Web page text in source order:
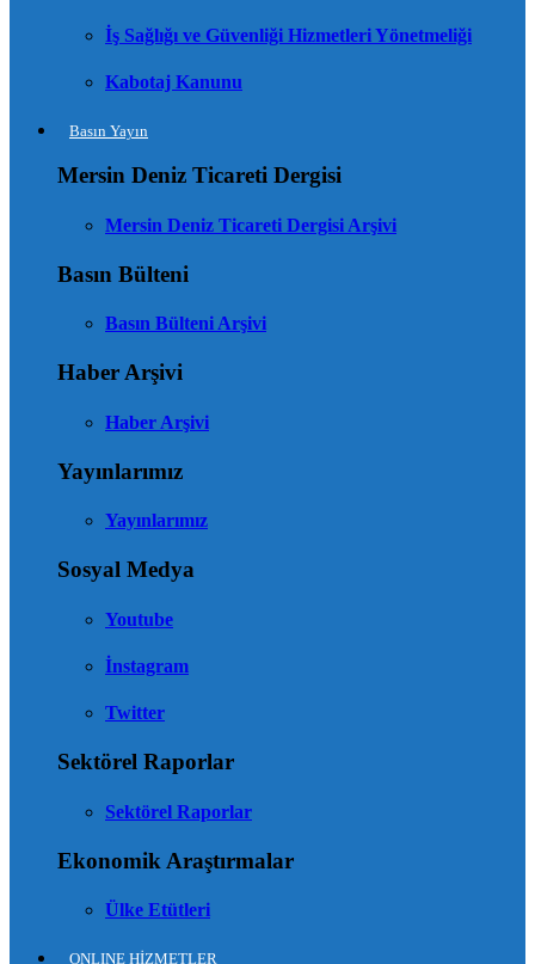
İş Sağlığı ve Güvenliği Hizmetleri Yönetmeliği
Kabotaj Kanunu
Basın Yayın
Mersin Deniz Ticareti Dergisi
Mersin Deniz Ticareti Dergisi Arşivi
Basın Bülteni
Basın Bülteni Arşivi
Haber Arşivi
Haber Arşivi
Yayınlarımız
Yayınlarımız
Sosyal Medya
Youtube
İnstagram
Twitter
Sektörel Raporlar
Sektörel Raporlar
Ekonomik Araştırmalar
Ülke Etütleri
ONLINE HİZMETLER